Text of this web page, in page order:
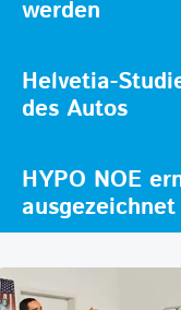
werden
Helvetia-
des Autos
HYPO NOE
ausgezeichnet